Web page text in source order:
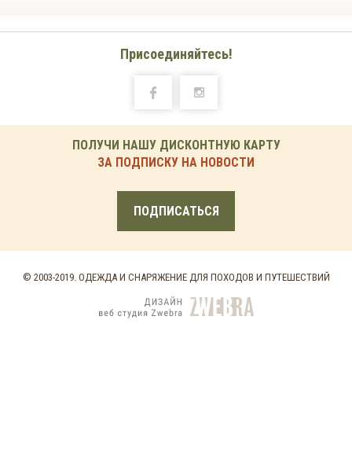
Присоединяйтесь!
ПОЛУЧИ НАШУ ДИСКОНТНУЮ КАРТУ
ЗА ПОДПИСКУ НА НОВОСТИ
ПОДПИСАТЬСЯ
© 2003-2019. ОДЕЖДА И СНАРЯЖЕНИЕ ДЛЯ ПОХОДОВ И ПУТЕШЕСТВИЙ